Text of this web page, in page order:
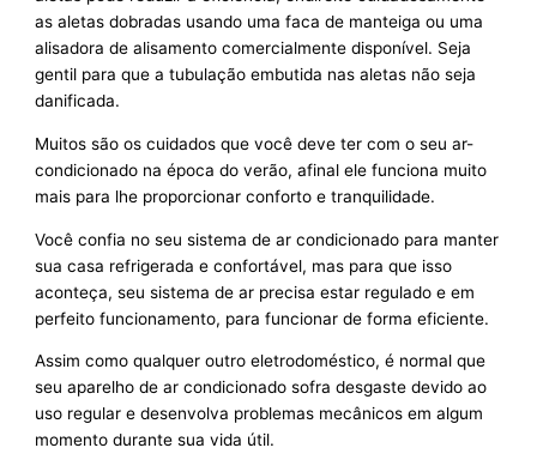
as aletas dobradas usando uma faca de manteiga ou uma
alisadora de alisamento comercialmente disponível. Seja
gentil para que a tubulação embutida nas aletas não seja
danificada.
Muitos são os cuidados que você deve ter com o seu ar-
condicionado na época do verão, afinal ele funciona muito
mais para lhe proporcionar conforto e tranquilidade.
Você confia no seu sistema de ar condicionado para manter
sua casa refrigerada e confortável, mas para que isso
aconteça, seu sistema de ar precisa estar regulado e em
perfeito funcionamento, para funcionar de forma eficiente.
Assim como qualquer outro eletrodoméstico, é normal que
seu aparelho de ar condicionado sofra desgaste devido ao
uso regular e desenvolva problemas mecânicos em algum
momento durante sua vida útil.